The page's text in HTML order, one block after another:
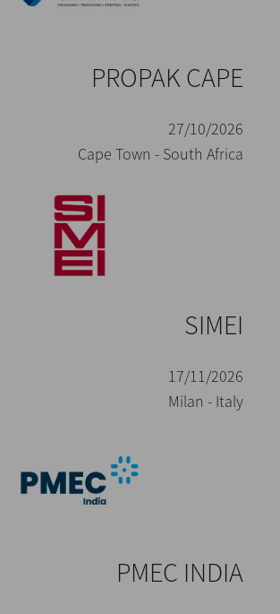
PROPAK CAPE
27/10/2026
Cape Town - South Africa
SIMEI
17/11/2026
Milan - Italy
PMEC INDIA